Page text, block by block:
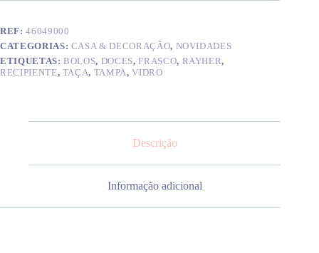
REF:46049000
CATEGORIAS: CASA & DECORAÇÃO, NOVIDADES
ETIQUETAS:BOLOS, DOCES,FRASCO, RAYHER,
RECIPIENTE, TAÇA, TAMPA,VIDRO
Descrição
Informação adicional